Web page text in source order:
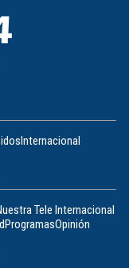
Internacional
Tele Internacional
ProgramasOpinión